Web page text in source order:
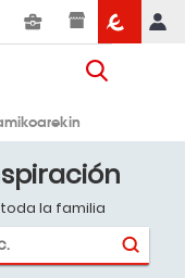
la familia